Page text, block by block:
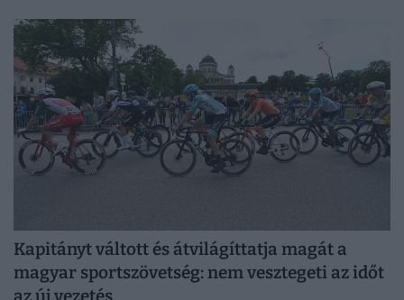
Kapitányt váltott és átvilágíttatja magát a
magyar sportszövetség: nem vesztegeti az időt